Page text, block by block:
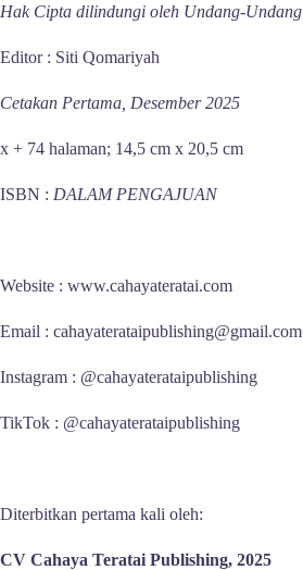
Hak Cipta dilindungi oleh Undang-Undang
Editor : Siti Qomariyah
Cetakan Pertama, Desember 2025
x + 74 halaman; 14,5 cm x 20,5 cm
ISBN : DALAM PENGAJUAN
Website : www.cahayateratai.com
Email : cahayaterataipublishing@gmail.com
Instagram : @cahayaterataipublishing
TikTok : @cahayaterataipublishing
Diterbitkan pertama kali oleh:
CV Cahaya Teratai Publishing, 2025